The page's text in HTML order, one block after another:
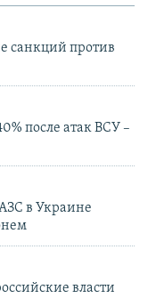
санкций против
после атак ВСУ –
в Украине
власти